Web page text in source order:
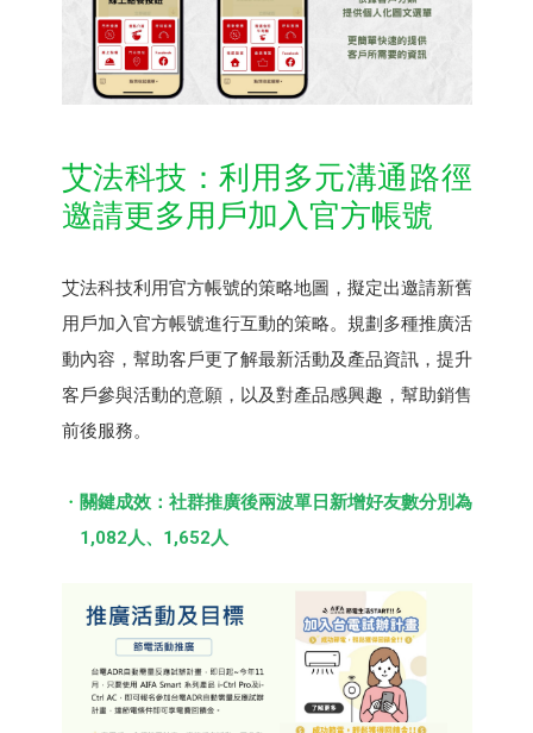
艾法科技：利⽤多元溝通路徑
邀請更多⽤⼾加入官方帳號
艾法科技利用官方帳號的策略地圖，擬定出邀請新舊
用戶加入官方帳號進行互動的策略。規劃多種推廣活
動內容，幫助客戶更了解最新活動及產品資訊，提升
客戶參與活動的意願，以及對產品感興趣，幫助銷售
前後服務。
關鍵成效：社群推廣後兩波單日新增好友數分別為
1,082⼈、1,652⼈